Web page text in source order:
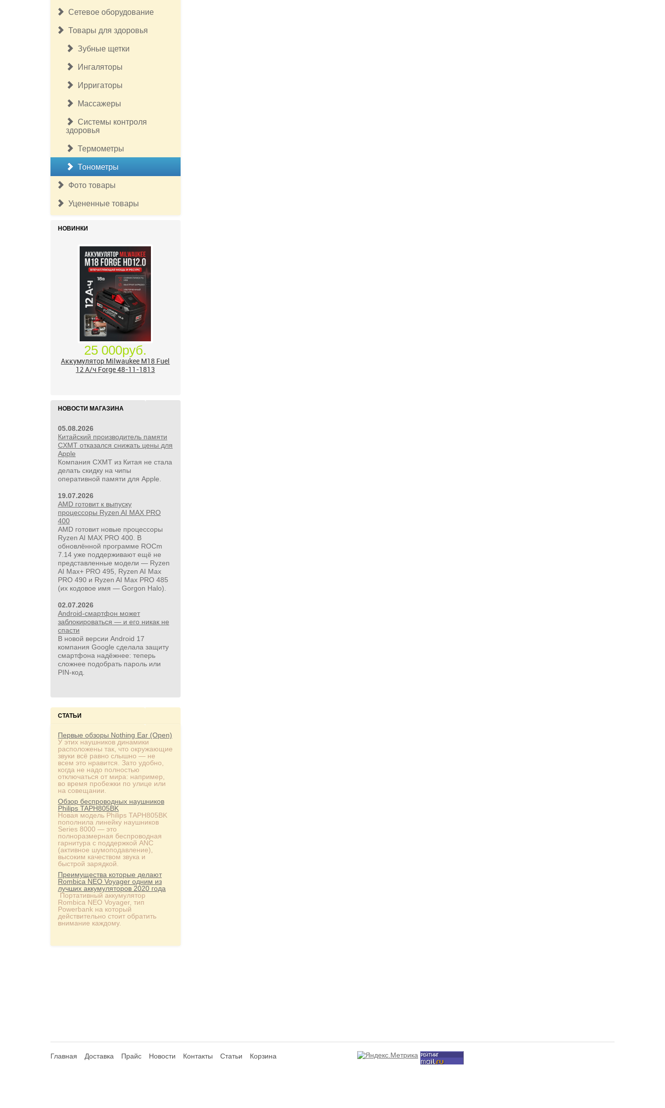
Сетевое оборудование
Товары для здоровья
Зубные щетки
Ингаляторы
Ирригаторы
Массажеры
Системы контроля
здоровья
Термометры
Тонометры
Фото товары
Уцененные товары
НОВИНКИ
25 000руб.
Аккумулятор Milwaukee M18 Fuel
12 А/ч Forge 48-11-1813
НОВОСТИ МАГАЗИНА
05.08.2026
Китайский производитель памяти
CXMT отказался снижать цены для
Apple
Компания CXMT из Китая не стала
делать скидку на чипы
оперативной памяти для Apple.
19.07.2026
AMD готовит к выпуску
процессоры Ryzen AI MAX PRO
400
AMD готовит новые процессоры
Ryzen AI MAX PRO 400. В
обновлённой программе ROCm
7.14 уже поддерживают ещё не
представленные модели — Ryzen
AI Max+ PRO 495, Ryzen AI Max
PRO 490 и Ryzen AI Max PRO 485
(их кодовое имя — Gorgon Halo).
02.07.2026
Android-смартфон может
заблокироваться — и его никак не
спасти
В новой версии Android 17
компания Google сделала защиту
смартфона надёжнее: теперь
сложнее подобрать пароль или
PIN‑код.
СТАТЬИ
Первые обзоры Nothing Ear (Open)
У этих наушников динамики
расположены так, что окружающие
звуки всё равно слышно — не
всем это нравится. Зато удобно,
когда не надо полностью
отключаться от мира: например,
во время пробежки по улице или
на совещании.
Обзор беспроводных наушников
Philips TAPH805BK
Новая модель Philips TAPH805BK
пополнила линейку наушников
Series 8000 — это
полноразмерная беспроводная
гарнитура с поддержкой ANC
(активное шумоподавление),
высоким качеством звука и
быстрой зарядкой.
Преимущества которые делают
Rombica NEO Voyager одним из
лучших аккумуляторов 2020 года
Портативный аккумулятор
Rombica NEO Voyager, тип
Powerbank на который
действительно стоит обратить
внимание каждому.
Главная Доставка Прайс Новости Контакты Статьи Корзина